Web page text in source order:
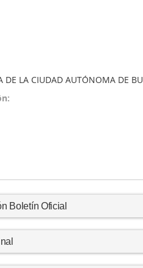
DE LA CIUDAD AUTÓNOMA DE
Boletín Oficial